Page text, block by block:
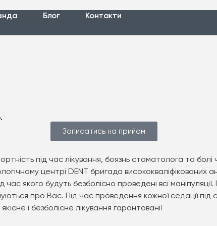
Блог Контакти
Записатись на прийом
під час лікування, боязнь стоматолога та
центрі DENT бригада
якого будуть безболісно проведені всі
про Вас. Під час проведення кожної седації
і безболісне лікування гарантовані!